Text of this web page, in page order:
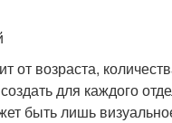
от возраста,
для каждого
быть лишь